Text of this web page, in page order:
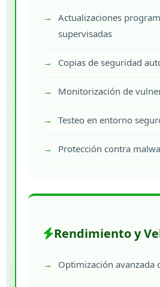
Actualizaciones
supervisadas
Copias de seguridad
Monitorización de
Testeo en entorno
Protección contra
Rendimiento y
Optimización avanzada